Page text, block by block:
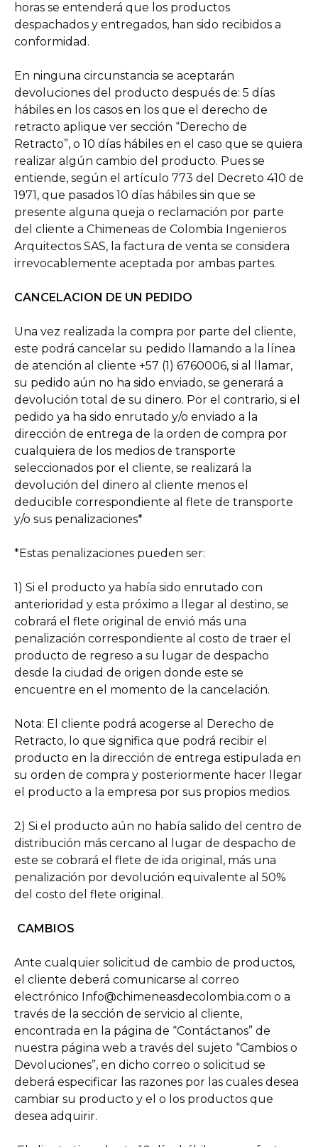
horas se entenderá que los productos
despachados y entregados, han sido recibidos a
conformidad.
En ninguna circunstancia se aceptarán
devoluciones del producto después de: 5 días
hábiles en los casos en los que el derecho de
retracto aplique ver sección “Derecho de
Retracto”, o 10 días hábiles en el caso que se quiera
realizar algún cambio del producto. Pues se
entiende, según el artículo 773 del Decreto 410 de
1971, que pasados 10 días hábiles sin que se
presente alguna queja o reclamación por parte
del cliente a Chimeneas de Colombia Ingenieros
Arquitectos SAS, la factura de venta se considera
irrevocablemente aceptada por ambas partes.
CANCELACION DE UN PEDIDO
Una vez realizada la compra por parte del cliente,
este podrá cancelar su pedido llamando a la línea
de atención al cliente +57 (1) 6760006, si al llamar,
su pedido aún no ha sido enviado, se generará a
devolución total de su dinero. Por el contrario, si el
pedido ya ha sido enrutado y/o enviado a la
dirección de entrega de la orden de compra por
cualquiera de los medios de transporte
seleccionados por el cliente, se realizará la
devolución del dinero al cliente menos el
deducible correspondiente al flete de transporte
y/o sus penalizaciones*
*Estas penalizaciones pueden ser:
1) Si el producto ya había sido enrutado con
anterioridad y esta próximo a llegar al destino, se
cobrará el flete original de envió más una
penalización correspondiente al costo de traer el
producto de regreso a su lugar de despacho
desde la ciudad de origen donde este se
encuentre en el momento de la cancelación.
Nota: El cliente podrá acogerse al Derecho de
Retracto, lo que significa que podrá recibir el
producto en la dirección de entrega estipulada en
su orden de compra y posteriormente hacer llegar
el producto a la empresa por sus propios medios.
2) Si el producto aún no había salido del centro de
distribución más cercano al lugar de despacho de
este se cobrará el flete de ida original, más una
penalización por devolución equivalente al 50%
del costo del flete original.
CAMBIOS
Ante cualquier solicitud de cambio de productos,
el cliente deberá comunicarse al correo
electrónico Info@chimeneasdecolombia.com o a
través de la sección de servicio al cliente,
encontrada en la página de “Contáctanos” de
nuestra página web a través del sujeto “Cambios o
Devoluciones”, en dicho correo o solicitud se
deberá especificar las razones por las cuales desea
cambiar su producto y el o los productos que
desea adquirir.